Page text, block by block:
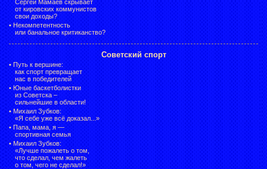
Сергей Мамаев скрывает
от кировских коммунистов
свои доходы?
• Некомпетентность
или банальное критиканство?
Советский спорт
• Путь к вершине:
как спорт превращает
нас в победителей
• Юные баскетболистки
из Советска –
сильнейшие в области!
• Михаил Зубков:
«Я себе уже всё доказал...»
• Папа, мама, я —
спортивная семья
• Михаил Зубков:
«Лучше пожалеть о том,
что сделал, чем жалеть
о том, чего не сделал!»